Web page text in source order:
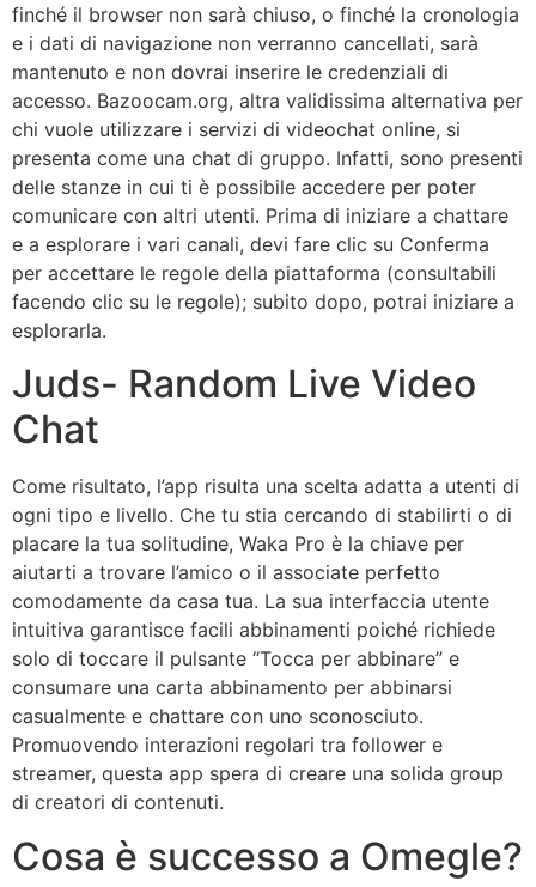
finché il browser non sarà chiuso, o finché la cronologia
e i dati di navigazione non verranno cancellati, sarà
mantenuto e non dovrai inserire le credenziali di
accesso. Bazoocam.org, altra validissima alternativa per
chi vuole utilizzare i servizi di videochat online, si
presenta come una chat di gruppo. Infatti, sono presenti
delle stanze in cui ti è possibile accedere per poter
comunicare con altri utenti. Prima di iniziare a chattare
e a esplorare i vari canali, devi fare clic su Conferma
per accettare le regole della piattaforma (consultabili
facendo clic su le regole); subito dopo, potrai iniziare a
esplorarla.
Juds- Random Live Video
Chat
Come risultato, l’app risulta una scelta adatta a utenti di
ogni tipo e livello. Che tu stia cercando di stabilirti o di
placare la tua solitudine, Waka Pro è la chiave per
aiutarti a trovare l’amico o il associate perfetto
comodamente da casa tua. La sua interfaccia utente
intuitiva garantisce facili abbinamenti poiché richiede
solo di toccare il pulsante “Tocca per abbinare” e
consumare una carta abbinamento per abbinarsi
casualmente e chattare con uno sconosciuto.
Promuovendo interazioni regolari tra follower e
streamer, questa app spera di creare una solida group
di creatori di contenuti.
Cosa è successo a Omegle?